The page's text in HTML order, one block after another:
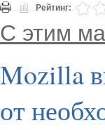
Рейтинг:
С этим
Mozilla
от